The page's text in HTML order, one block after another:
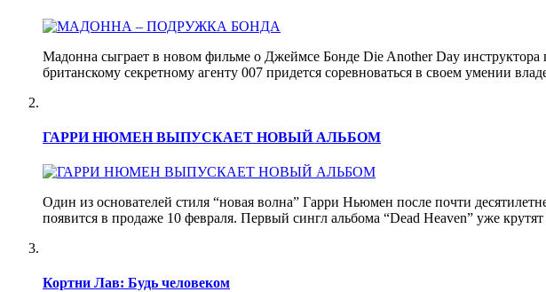
Мадонна сыграет в новом фильме о Джеймсе Бонде Die Another Day
британскому секретному агенту 007 придется соревноваться в своем умении
ГАРРИ НЮМЕН ВЫПУСКАЕТ НОВЫЙ АЛЬБОМ
Один из основателей стиля “новая волна” Гарри Ньюмен после почти
появится в продаже 10 февраля. Первый сингл альбома “Dead Heaven” уже
Кортни Лав: Будь человеком